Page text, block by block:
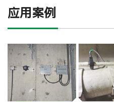
应用案例